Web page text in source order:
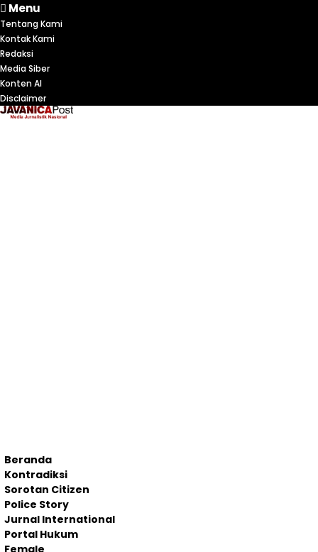
Menu
Tentang Kami
Kontak Kami
Redaksi
Media Siber
Konten AI
Disclaimer
Beranda
Kontradiksi
Sorotan Citizen
Police Story
Jurnal International
Portal Hukum
Female